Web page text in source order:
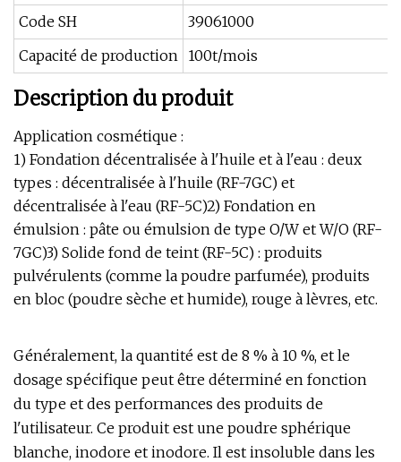
Code SH
39061000
Capacité de production 100t/mois
Description du produit
Application cosmétique :
1) Fondation décentralisée à l'huile et à l'eau : deux
types : décentralisée à l'huile (RF-7GC) et
décentralisée à l'eau (RF-5C)2) Fondation en
émulsion : pâte ou émulsion de type O/W et W/O (RF-
7GC)3) Solide fond de teint (RF-5C) : produits
pulvérulents (comme la poudre parfumée), produits
en bloc (poudre sèche et humide), rouge à lèvres, etc.
Généralement, la quantité est de 8 % à 10 %, et le
dosage spécifique peut être déterminé en fonction
du type et des performances des produits de
l'utilisateur. Ce produit est une poudre sphérique
blanche, inodore et inodore. Il est insoluble dans les